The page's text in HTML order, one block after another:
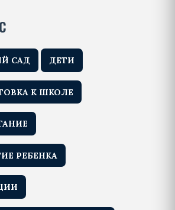
САД ДЕТИ
К ШКОЛЕ
РЕБЕНКА